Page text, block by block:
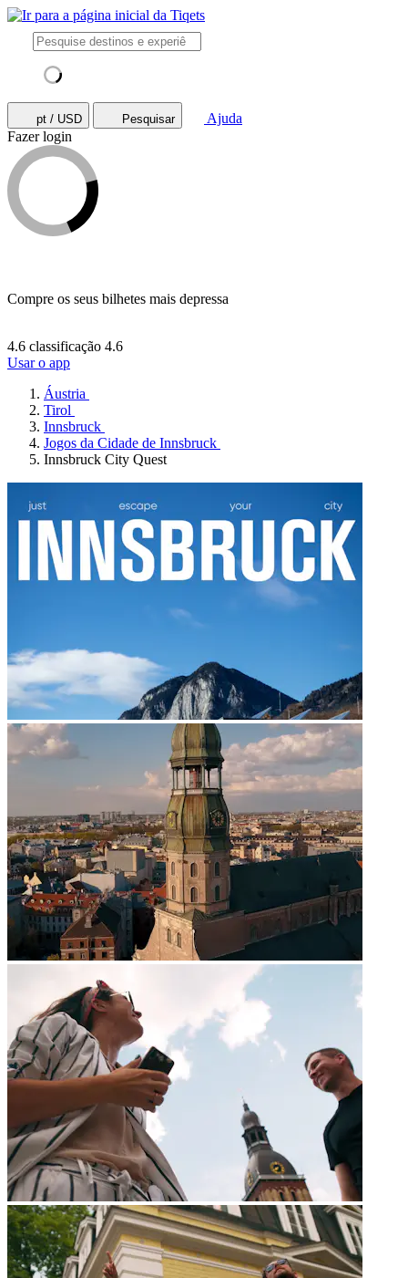
pt / USD Pesquisar
Ajuda
Fazer login
Compre os seus bilhetes mais depressa
4.6 classificação 4.6
Usar o app
Áustria
Tirol
Innsbruck
Jogos da Cidade de Innsbruck
Innsbruck City Quest